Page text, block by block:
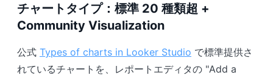
チャートタイプ：標準 20 種類超 +
Community Visualization
公式 Types of charts in Looker Studio で標準提供さ
れているチャートを、レポートエディタの "Add a